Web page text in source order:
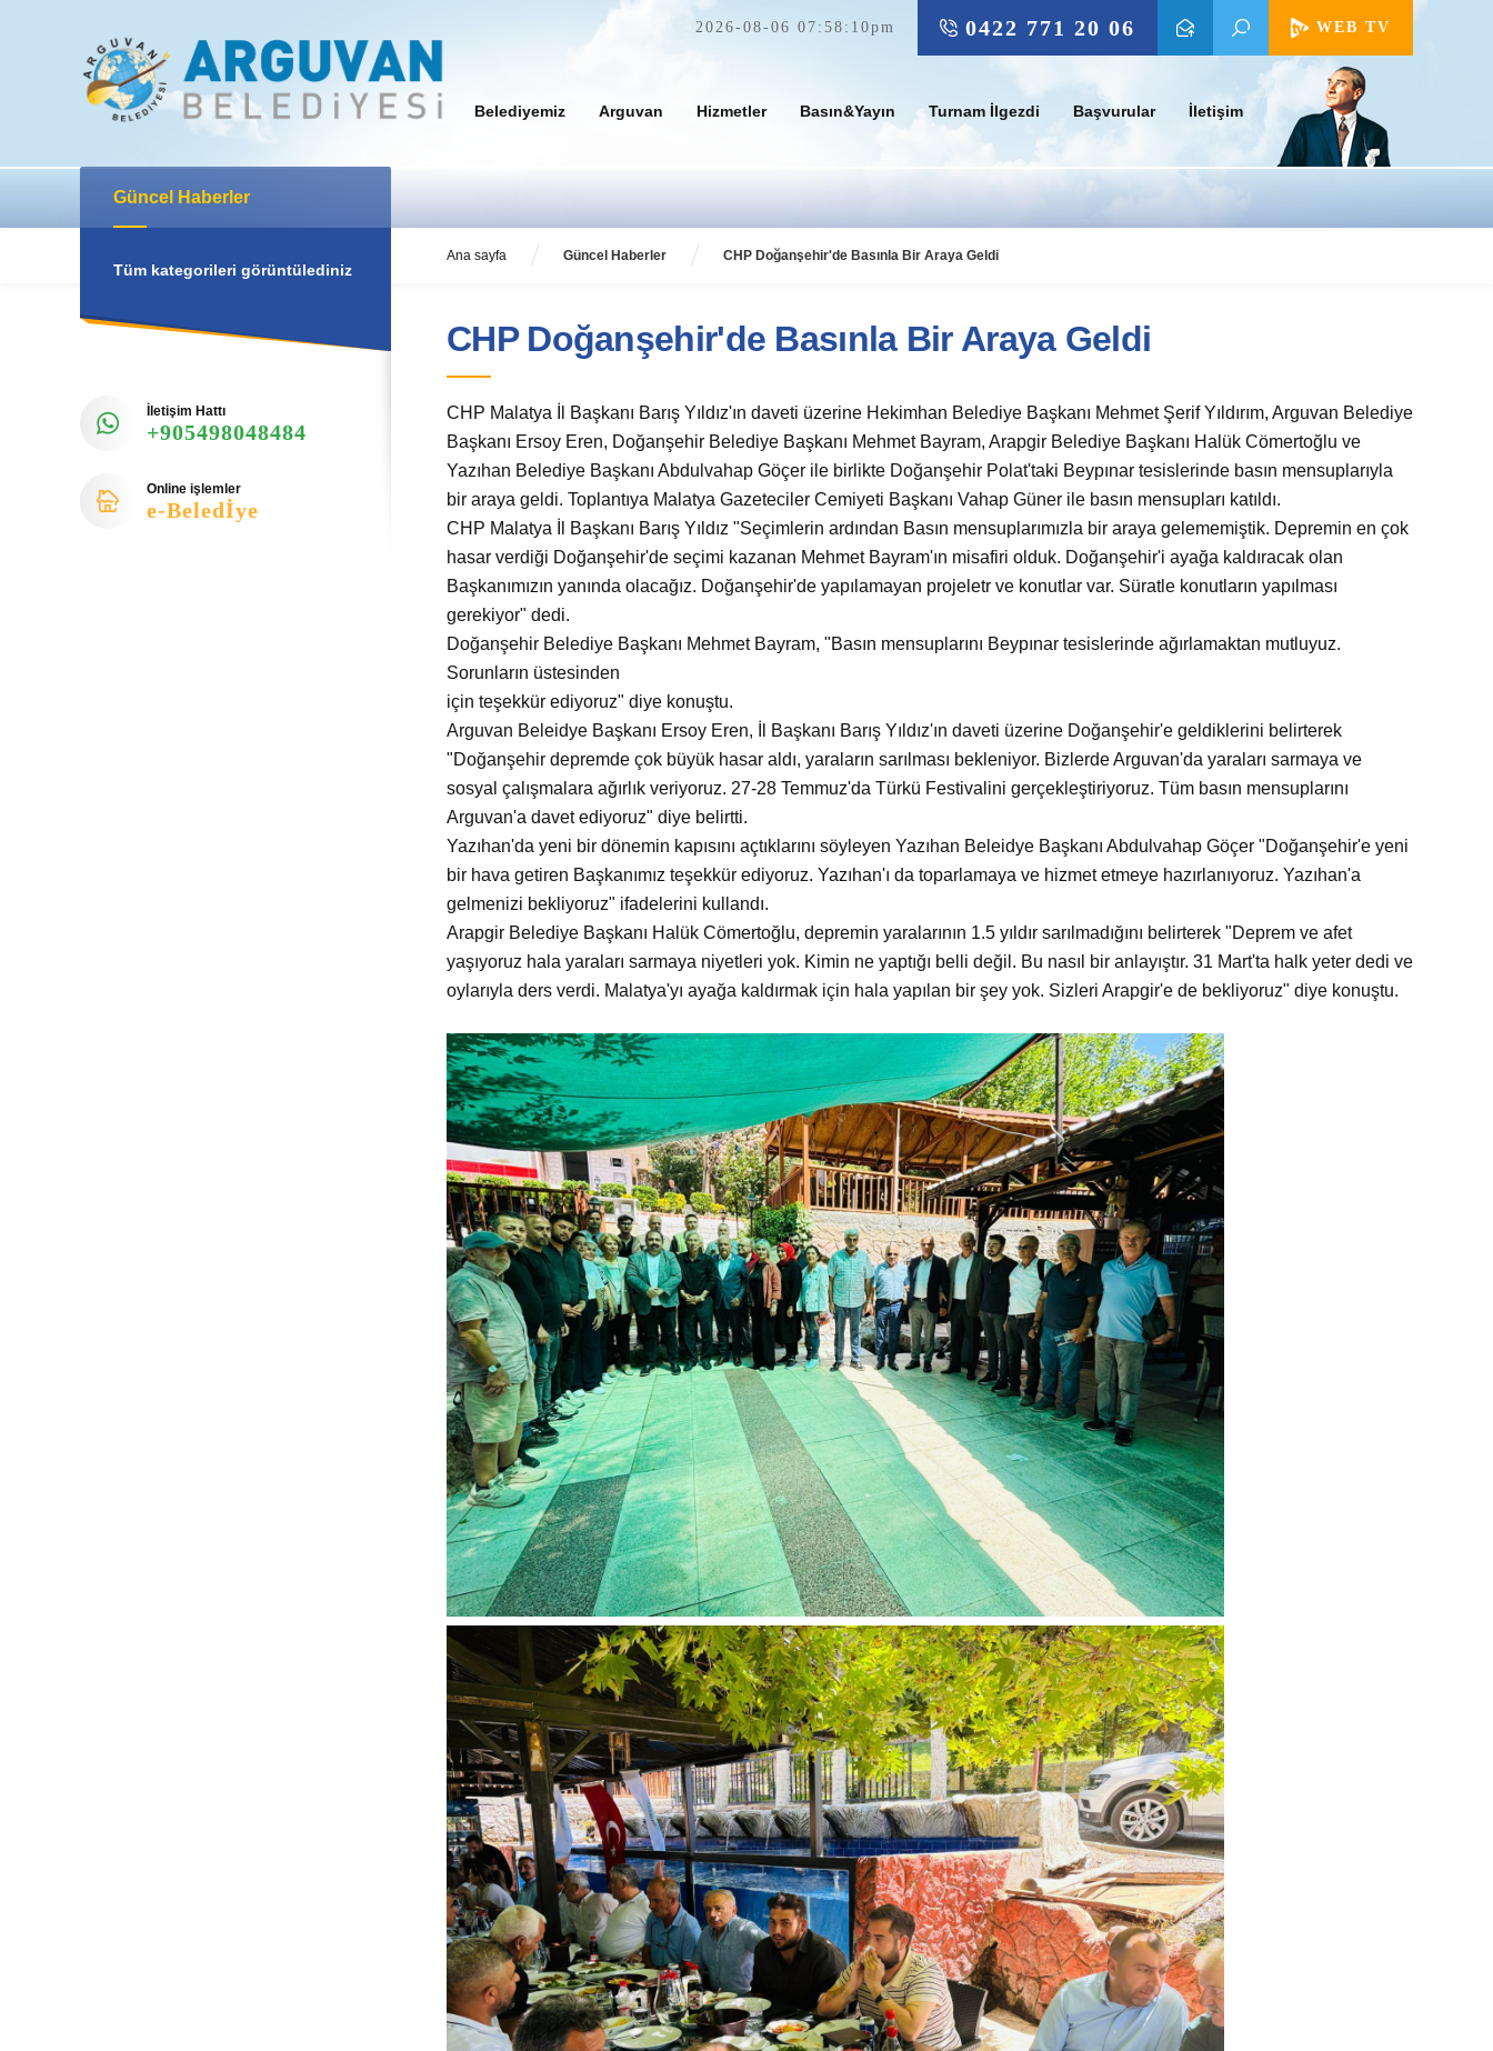
WEB TV
0422 771 20 06
2026-08-06 07:58:10pm
Belediyemiz Arguvan Hizmetler Basın&Yayın Turnam İlgezdi Başvurular İletişim
Ana sayfa Güncel Haberler CHP Doğanşehir'de Basınla Bir Araya Geldi
Güncel Haberler
Tüm kategorileri görüntülediniz
İletişim Hattı
+905498048484
Online işlemler
e-Beledİye
CHP Doğanşehir'de Basınla Bir Araya Geldi
CHP Malatya İl Başkanı Barış Yıldız'ın daveti üzerine Hekimhan Belediye Başkanı Mehmet Şerif Yıldırım, Arguvan Belediye
Başkanı Ersoy Eren, Doğanşehir Belediye Başkanı Mehmet Bayram, Arapgir Belediye Başkanı Halük Cömertoğlu ve
Yazıhan Belediye Başkanı Abdulvahap Göçer ile birlikte Doğanşehir Polat'taki Beypınar tesislerinde basın mensuplarıyla
bir araya geldi. Toplantıya Malatya Gazeteciler Cemiyeti Başkanı Vahap Güner ile basın mensupları katıldı.
CHP Malatya İl Başkanı Barış Yıldız "Seçimlerin ardından Basın mensuplarımızla bir araya gelememiştik. Depremin en çok
hasar verdiği Doğanşehir'de seçimi kazanan Mehmet Bayram'ın misafiri olduk. Doğanşehir'i ayağa kaldıracak olan
Başkanımızın yanında olacağız. Doğanşehir'de yapılamayan projeletr ve konutlar var. Süratle konutların yapılması
gerekiyor" dedi.
Doğanşehir Belediye Başkanı Mehmet Bayram, "Basın mensuplarını Beypınar tesislerinde ağırlamaktan mutluyuz.
Sorunların üstesinden
için teşekkür ediyoruz" diye konuştu.
Arguvan Beleidye Başkanı Ersoy Eren, İl Başkanı Barış Yıldız'ın daveti üzerine Doğanşehir'e geldiklerini belirterek
"Doğanşehir depremde çok büyük hasar aldı, yaraların sarılması bekleniyor. Bizlerde Arguvan'da yaraları sarmaya ve
sosyal çalışmalara ağırlık veriyoruz. 27-28 Temmuz'da Türkü Festivalini gerçekleştiriyoruz. Tüm basın mensuplarını
Arguvan'a davet ediyoruz" diye belirtti.
Yazıhan'da yeni bir dönemin kapısını açtıklarını söyleyen Yazıhan Beleidye Başkanı Abdulvahap Göçer "Doğanşehir'e yeni
bir hava getiren Başkanımız teşekkür ediyoruz. Yazıhan'ı da toparlamaya ve hizmet etmeye hazırlanıyoruz. Yazıhan'a
gelmenizi bekliyoruz" ifadelerini kullandı.
Arapgir Belediye Başkanı Halük Cömertoğlu, depremin yaralarının 1.5 yıldır sarılmadığını belirterek "Deprem ve afet
yaşıyoruz hala yaraları sarmaya niyetleri yok. Kimin ne yaptığı belli değil. Bu nasıl bir anlayıştır. 31 Mart'ta halk yeter dedi ve
oylarıyla ders verdi. Malatya'yı ayağa kaldırmak için hala yapılan bir şey yok. Sizleri Arapgir'e de bekliyoruz" diye konuştu.